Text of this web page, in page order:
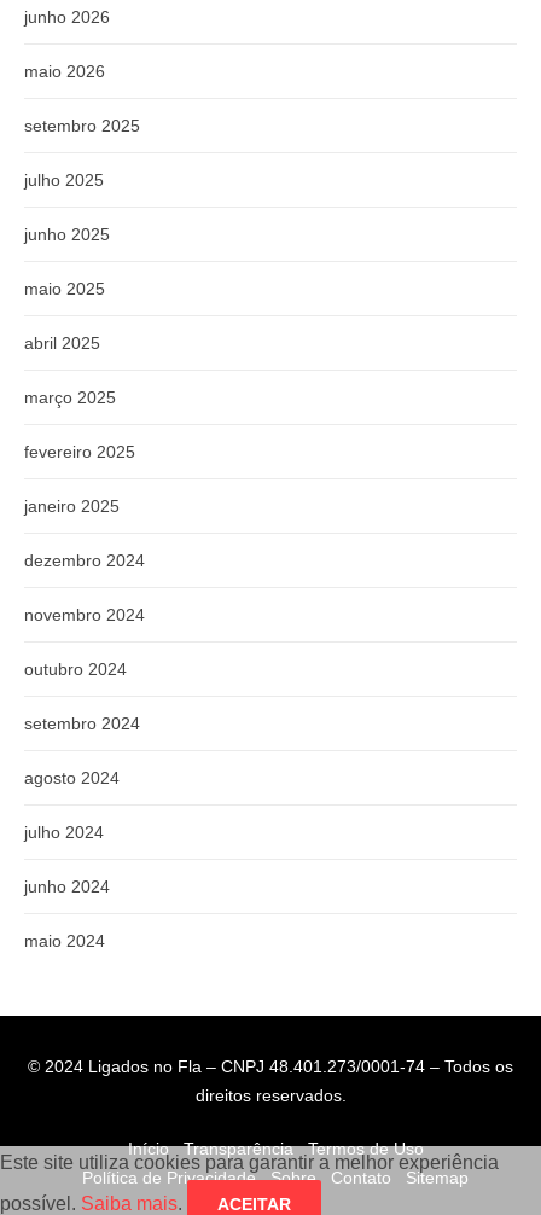
junho 2026
maio 2026
setembro 2025
julho 2025
junho 2025
maio 2025
abril 2025
março 2025
fevereiro 2025
janeiro 2025
dezembro 2024
novembro 2024
outubro 2024
setembro 2024
agosto 2024
julho 2024
junho 2024
maio 2024
© 2024 Ligados no Fla – CNPJ 48.401.273/0001-74 – Todos os
direitos reservados.
Início Transparência
Termos de Uso
Política de Privacidade
Sobre Contato Sitemap
Este site utiliza cookies para garantir a melhor experiência
possível. Saiba mais. ACEITAR